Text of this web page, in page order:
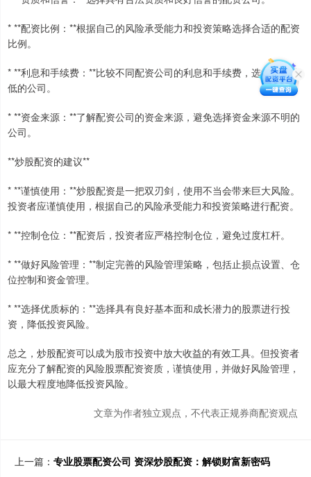
* **配资比例：**根据自己的风险承受能力和投资策略选择合适的配资
比例。
* **利息和手续费：**比较不同配资公司的利息和手续费，选择成本较
低的公司。
* **资金来源：**了解配资公司的资金来源，避免选择资金来源不明的
公司。
**炒股配资的建议**
* **谨慎使用：**炒股配资是一把双刃剑，使用不当会带来巨大风险。
投资者应谨慎使用，根据自己的风险承受能力和投资策略进行配资。
* **控制仓位：**配资后，投资者应严格控制仓位，避免过度杠杆。
* **做好风险管理：**制定完善的风险管理策略，包括止损点设置、仓
位控制和资金管理。
* **选择优质标的：**选择具有良好基本面和成长潜力的股票进行投
资，降低投资风险。
总之，炒股配资可以成为股市投资中放大收益的有效工具。但投资者
应充分了解配资的风险股票配资资质，谨慎使用，并做好风险管理，
以最大程度地降低投资风险。
文章为作者独立观点，不代表正规券商配资观点
上一篇： 专业股票配资公司 资深炒股配资：解锁财富新密码